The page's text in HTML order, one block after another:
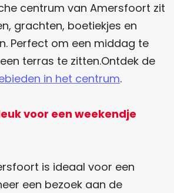
p
F
a
c
e
o
p
W
h
a
t
A
centrum van Amersfoort zit
grachten, boetiekjes en
Perfect om een middag te
terras te zitten.Ontdek de
in het centrum.
voor een weekendje
is ideaal voor een
een bezoek aan de